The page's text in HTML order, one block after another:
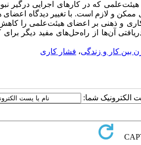
که در کارهای اجرایی درگیر
ممکن و لازم است. با تغییر دیدگاه
و ذهنی بر اعضای هیئت‌علمی را
دریافتی آن‌ها از راه‌حل‌های مفید دیگر
بین کار و زندگی، فشار کاری
الکترونیک شما: